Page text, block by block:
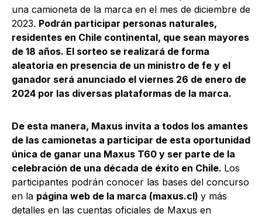
una camioneta de la marca en el mes de diciembre de
2023. Podrán participar personas naturales,
residentes en Chile continental, que sean mayores
de 18 años. El sorteo se realizará de forma
aleatoria en presencia de un ministro de fe y el
ganador será anunciado el viernes 26 de enero de
2024 por las diversas plataformas de la marca.
De esta manera, Maxus invita a todos los amantes
de las camionetas a participar de esta oportunidad
única de ganar una Maxus T60 y ser parte de la
celebración de una década de éxito en Chile. Los
participantes podrán conocer las bases del concurso
en la página web de la marca (maxus.cl) y más
detalles en las cuentas oficiales de Maxus en